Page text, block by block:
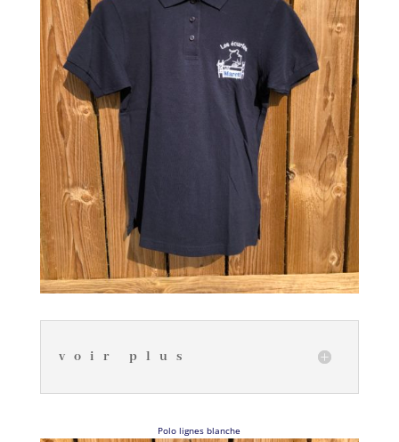
voir plus
Polo lignes blanche